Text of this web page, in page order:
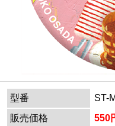
型番
ST-
販売価格
550